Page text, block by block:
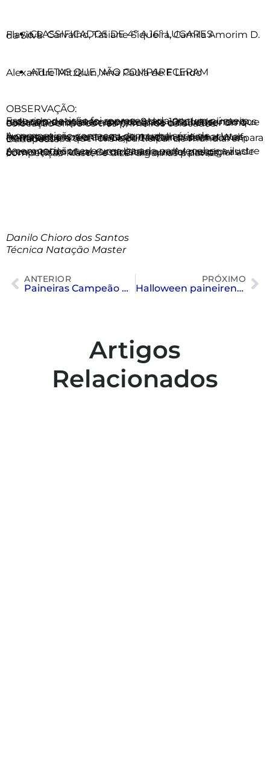
CLASSIFICADOS DE 4º A 16º LUGARES
Flavio P. Carvalho, Tatiane Siqueira, Camila Amorim D. da Silva
ATLETAS QUE NÃO COMPARECERAM
Alexandre Mitzkun, Ana Paula de F Lindo
OBSERVAÇÃO:
Essa competição foi representada por um número reduzido de atletas, apenas 8 dos 10 atletas inscritos nadaram e somaram pontos para o clube (sendo que dois não compareceram), ficando difícil obter uma colocação entre os três primeiros colocados.
A competição começou com uma série de homenagens e entrega de medalhas para atletas importantes para a natação Master, o diretor Wolf Heineken e a técnica Giseli Caetano, assim como para os nadadores que forma participar do mundial em Budapeste.
A competição teve uma parada para receber a ilustre presença do atual recordista mundial nas provas de 50m e 100m Livre, Cesar Cielo, que foi prestigiar a competição Master e dizer algumas palavras.
Danilo Chioro dos Santos
Técnica Natação Master
ANTERIOR
Paineiras Campeão Geral – Paulista de Nado Sincronizado
PRÓXIMO
Halloween paineirense
Artigos
Relacionados